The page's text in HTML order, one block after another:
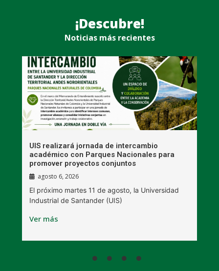
¡Descubre!
Noticias más recientes
UIS realizará jornada de intercambio
académico con Parques Nacionales para
promover proyectos conjuntos
agosto 6, 2026
El próximo martes 11 de agosto, la Universidad
Industrial de Santander (UIS)
Ver más